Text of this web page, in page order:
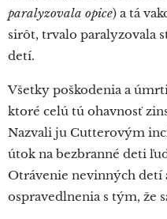
paralyzovala opice) a tá
sirôt, trvalo paralyzovala
detí.
Všetky poškodenia a
ktoré celú tú ohavnosť
Nazvali ju Cutterovým
útok na bezbranné deti
Otrávenie nevinných
ospravedlnenia s tým, že